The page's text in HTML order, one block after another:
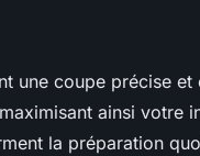
une coupe précise et
ainsi votre
la préparation